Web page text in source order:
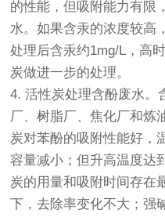
的性能，但吸附能力有限
水。如果含汞的浓度较高
处理后含汞约1mg/L，高
炭做进一步的处理。
4. 活性炭处理含酚废水。
厂、树脂厂、焦化厂和炼
炭对苯酚的吸附性能好，
容量减小；但升高温度达
炭的用量和吸附时间存在
下，去除率变化不大；强